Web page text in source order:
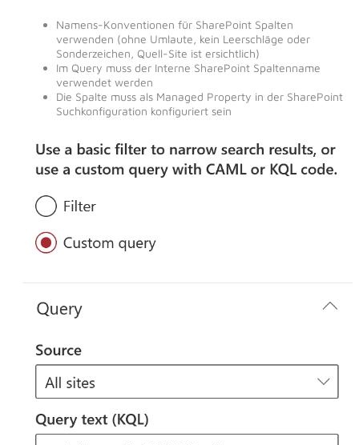
Namens-Konventionen für SharePoint Spalten
verwenden (ohne Umlaute, kein Leerschläge oder
Sonderzeichen, Quell-Site ist ersichtlich)
Im Query muss der Interne SharePoint Spaltenname
verwendet werden
Die Spalte muss als Managed Property in der SharePoint
Suchkonfiguration konfiguriert sein